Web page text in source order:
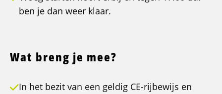
ben je dan weer klaar.
Wat breng je mee?
In het bezit van een geldig CE-rijbewijs en